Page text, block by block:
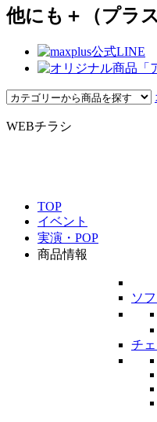
他にも＋（プラ
WEBチラシ
TOP
イベント
実演・POP
商品情報
ソ
チ